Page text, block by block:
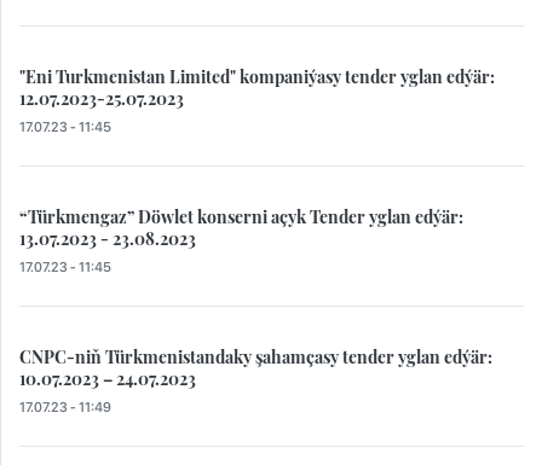
"Eni Turkmenistan Limited" kompaniýasy tender yglan edýär:
12.07.2023-25.07.2023
17.07.23 - 11:45
“Türkmengaz” Döwlet konserni açyk Tender yglan edýär:
13.07.2023 - 23.08.2023
17.07.23 - 11:45
CNPC-niň Türkmenistandaky şahamçasy tender yglan edýär:
10.07.2023 – 24.07.2023
17.07.23 - 11:49